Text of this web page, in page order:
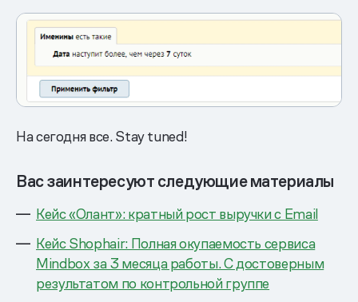
На сегодня все. Stay tuned!
Вас заинтересуют следующие материалы
Кейс «Олант»: кратный рост выручки с Email
Кейс Shophair: Полная окупаемость сервиса
Mindbox за 3 месяца работы. С достоверным
результатом по контрольной группе